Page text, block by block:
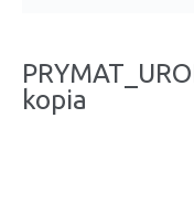
kopia